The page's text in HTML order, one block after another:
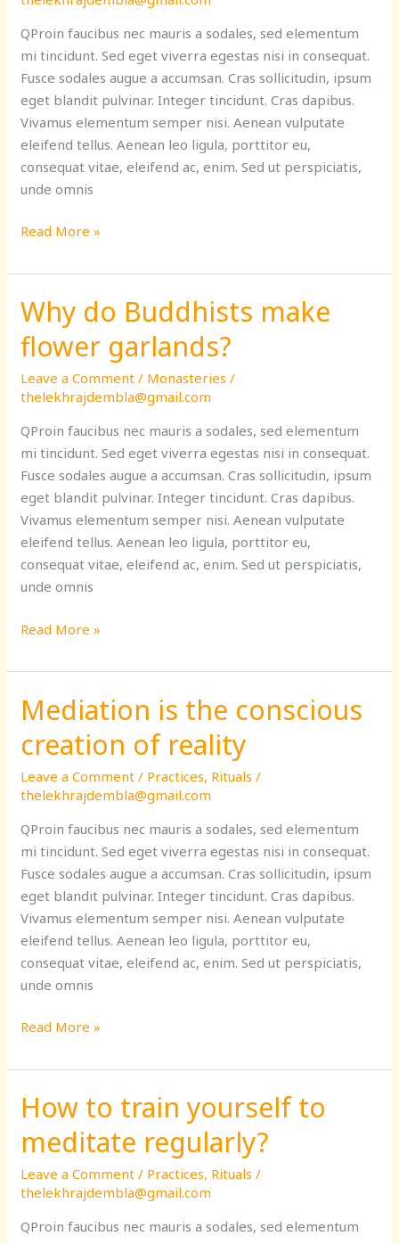
QProin faucibus nec mauris a sodales, sed elementum
mi tincidunt. Sed eget viverra egestas nisi in consequat.
Fusce sodales augue a accumsan. Cras sollicitudin, ipsum
eget blandit pulvinar. Integer tincidunt. Cras dapibus.
Vivamus elementum semper nisi. Aenean vulputate
eleifend tellus. Aenean leo ligula, porttitor eu,
consequat vitae, eleifend ac, enim. Sed ut perspiciatis,
unde omnis
Read More »
Why do Buddhists make
flower garlands?
Leave a Comment / Monasteries /
thelekhrajdembla@gmail.com
QProin faucibus nec mauris a sodales, sed elementum
mi tincidunt. Sed eget viverra egestas nisi in consequat.
Fusce sodales augue a accumsan. Cras sollicitudin, ipsum
eget blandit pulvinar. Integer tincidunt. Cras dapibus.
Vivamus elementum semper nisi. Aenean vulputate
eleifend tellus. Aenean leo ligula, porttitor eu,
consequat vitae, eleifend ac, enim. Sed ut perspiciatis,
unde omnis
Why
do
Buddhists
make
flower
Read More »
Mediation is the conscious
creation of reality
Leave a Comment / Practices, Rituals /
thelekhrajdembla@gmail.com
QProin faucibus nec mauris a sodales, sed elementum
mi tincidunt. Sed eget viverra egestas nisi in consequat.
Fusce sodales augue a accumsan. Cras sollicitudin, ipsum
eget blandit pulvinar. Integer tincidunt. Cras dapibus.
Vivamus elementum semper nisi. Aenean vulputate
eleifend tellus. Aenean leo ligula, porttitor eu,
consequat vitae, eleifend ac, enim. Sed ut perspiciatis,
unde omnis
Mediation
is
the
conscious
creation
reality
Read More »
How to train yourself to
meditate regularly?
Leave a Comment / Practices, Rituals /
thelekhrajdembla@gmail.com
QProin faucibus nec mauris a sodales, sed elementum
How
to
train
yourself
to
regularly?